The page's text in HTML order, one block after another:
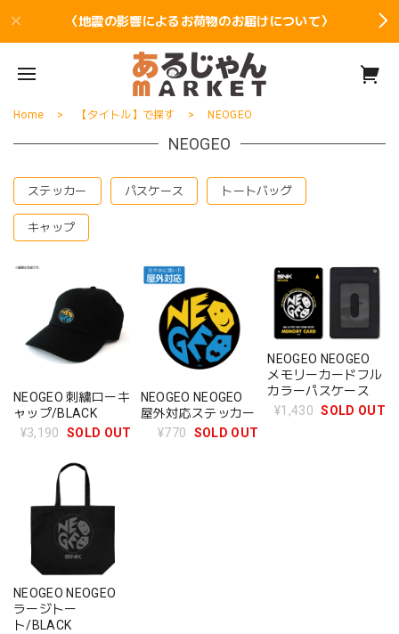
〈地震の影響によるお荷物のお届けについて〉
Home 【タイトル】で探す NEOGEO
NEOGEO
ステッカー パスケース トートバッグ
キャップ
NEOGEO 刺繍ローキ
ャップ/BLACK
¥3,190
SOLD OUT
NEOGEO NEOGEO
屋外対応ステッカー
¥770
SOLD OUT
NEOGEO NEOGEO
メモリーカードフル
カラーパスケース
¥1,430 SOLD OUT
NEOGEO NEOGEO
ラージトー
ト/BLACK